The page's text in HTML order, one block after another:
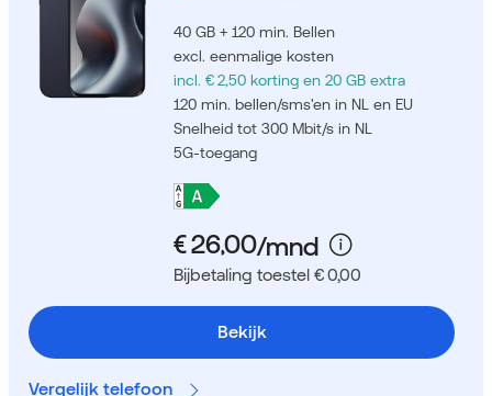
40 GB + 120 min. Bellen
excl. eenmalige kosten
incl. € 2,50 korting en 20 GB extra
120 min. bellen/sms'en in NL en EU
Snelheid tot 300 Mbit/s in NL
5G-toegang
Bijbetaling toestel € 0,00
Bekijk
Vergelijk telefoon